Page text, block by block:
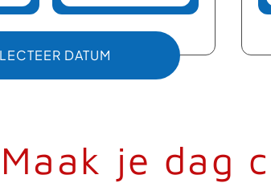
DATUM
: TICKET OP DATUM
Maak je dag